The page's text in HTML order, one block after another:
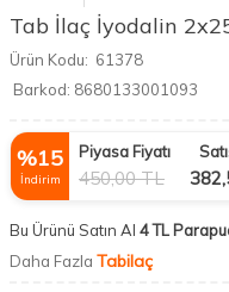
Tab İlaç İyodalin
Ürün Kodu: 61378
Barkod: 8680133001093
%15
İndirim
Piyasa Fiyatı
450,00TL
Bu Ürünü Satın Al 4 TL
Daha Fazla Tabilaç